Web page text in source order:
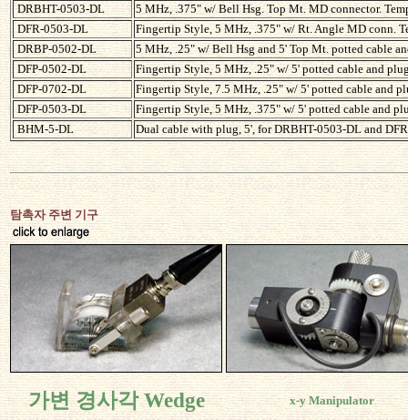
DRBHT-0503-DL
5 MHz, .375" w/ Bell Hsg. Top Mt. MD connector.
DFR-0503-DL
Fingertip Style, 5 MHz, .375" w/ Rt. Angle MD conn.
DRBP-0502-DL
5 MHz, .25" w/ Bell Hsg and 5' Top Mt. potted cable
DFP-0502-DL
Fingertip Style, 5 MHz, .25" w/ 5' potted cable and
DFP-0702-DL
Fingertip Style, 7.5 MHz, .25" w/ 5' potted cable and
DFP-0503-DL
Fingertip Style, 5 MHz, .375" w/ 5' potted cable and
BHM-5-DL
Dual cable with plug, 5', for DRBHT-0503-DL and
탐촉자 주변 기구
가변 경사각 Wedge x-y Manipulator